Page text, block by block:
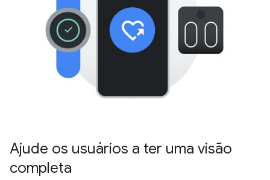
Ajude os usuários a ter uma visão
completa